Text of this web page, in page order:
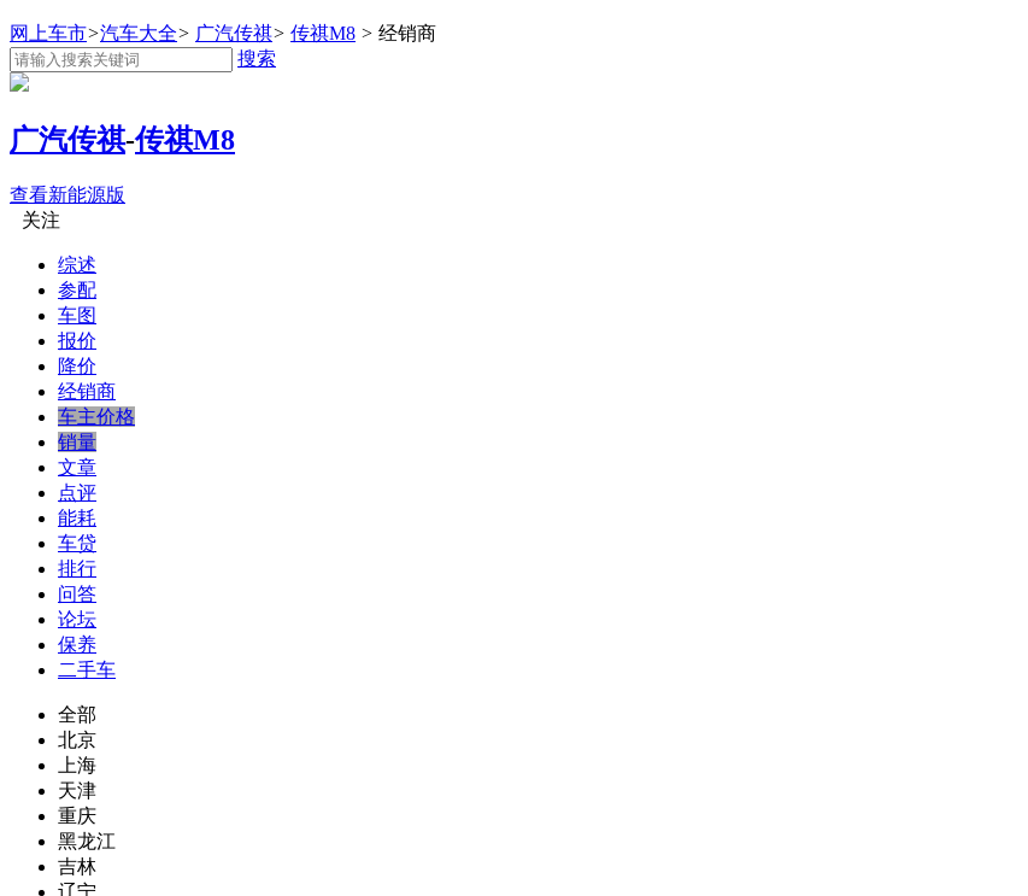
网上车市>汽车大全> 广汽传祺> 传祺M8 > 经销商
搜索
广汽传祺-传祺M8
查看新能源版
关注
综述
参配
车图
报价
降价
经销商
车主价格
销量
文章
点评
能耗
车贷
排行
问答
论坛
保养
二手车
全部
北京
上海
天津
重庆
黑龙江
吉林
辽宁